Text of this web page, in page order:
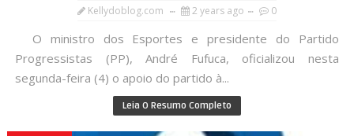
Kellydoblog.com 2 years ago 0
O ministro dos Esportes e presidente do Partido
Progressistas (PP), André Fufuca, oficializou nesta
segunda-feira (4) o apoio do partido à...
Leia O Resumo Completo